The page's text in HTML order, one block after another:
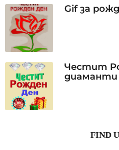
Gif за
Честит
диаманти
FIND